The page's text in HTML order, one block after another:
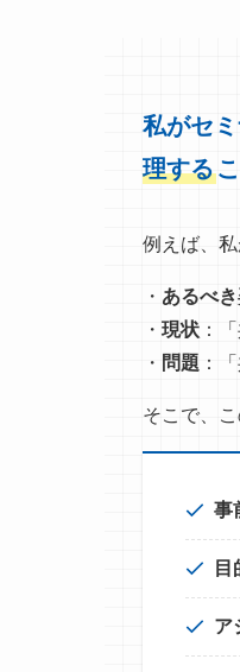
私がセ
理する
例えば、
・ あるべ
・ 現状 ：
・ 問題 ：
そこで、
事
ア